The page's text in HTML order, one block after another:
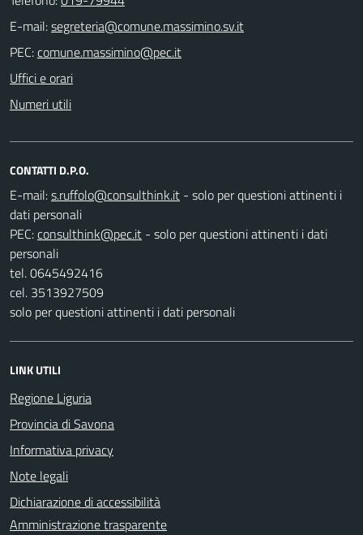
E-mail:
PEC:
Uffici e orari
Numeri utili
CONTATTI D.P.O.
E-mail:
- solo per questioni attinenti i
dati personali
PEC:
- solo per questioni attinenti i dati
personali
tel. 0645492416
cel. 3513927509
solo per questioni attinenti i dati personali
LINK UTILI
Regione Liguria
Provincia di Savona
Informativa privacy
Note legali
Dichiarazione di accessibilità
Amministrazione trasparente